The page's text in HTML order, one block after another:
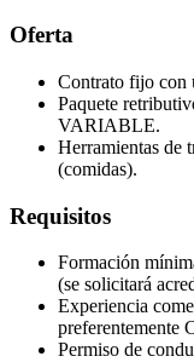
Oferta
Contrato fijo con
Paquete
VARIABLE.
Herramientas de
(comidas).
Requisitos
Formación
(se solicitará
Experiencia
preferentemente
Permiso de